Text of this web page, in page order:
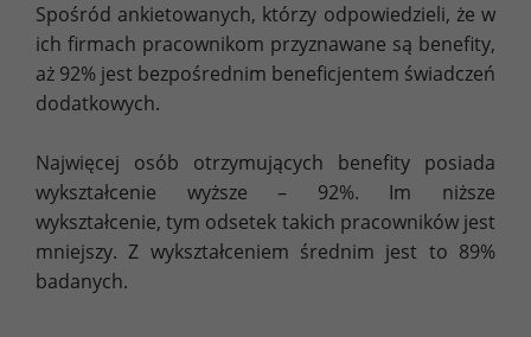
Spośród ankietowanych, którzy odpowiedzieli, że w
ich firmach pracownikom przyznawane są benefity,
aż 92% jest bezpośrednim beneficjentem świadczeń
dodatkowych.
Najwięcej osób otrzymujących benefity posiada
wykształcenie wyższe – 92%. Im niższe
wykształcenie, tym odsetek takich pracowników jest
mniejszy. Z wykształceniem średnim jest to 89%
badanych.